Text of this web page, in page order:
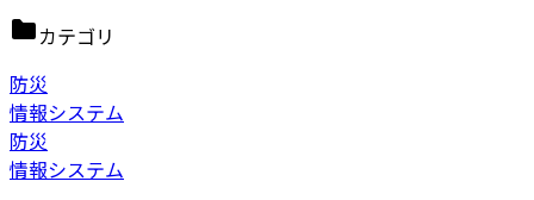
カテゴリ
防災
情報システム
防災
情報システム